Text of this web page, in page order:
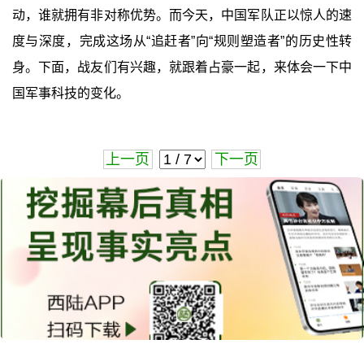
动，谁就拥有非对称优势。而今天，中国军队正以惊人的速
度与深度，完成这场从“追赶者”向“规则塑造者”的历史性转
身。下面，战友们有兴趣，就跟着占豪一起，来体会一下中
国军事科技的变化。
上一页 下一页